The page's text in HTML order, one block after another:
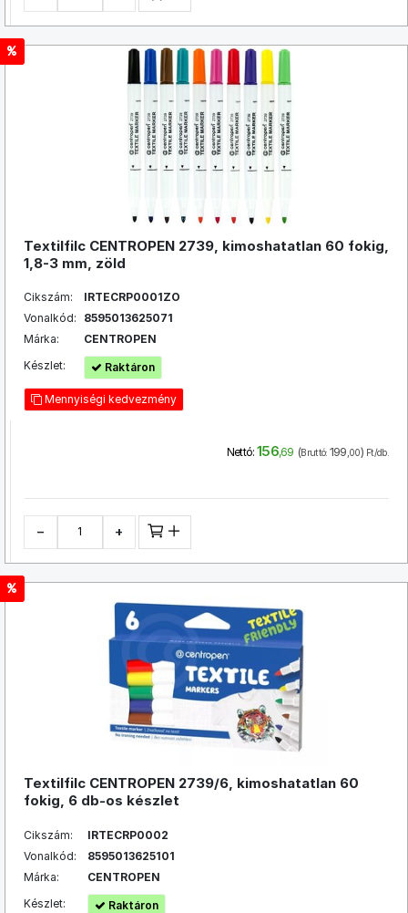
Textilfilc CENTROPEN 2739, kimoshatatlan 60 fokig,
1,8-3 mm, zöld
Cikszám:
IRTECRP0001ZO
Vonalkód:
8595013625071
Márka:
CENTROPEN
Készlet:
Raktáron
Mennyiségi kedvezmény
Nettó: 156,69 (Bruttó: 199,00) Ft/db.
− +
Textilfilc CENTROPEN 2739/6, kimoshatatlan 60
fokig, 6 db-os készlet
Cikszám:
IRTECRP0002
Vonalkód:
8595013625101
Márka:
CENTROPEN
Készlet:
Raktáron